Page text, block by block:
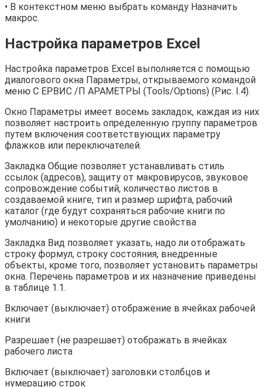
• В контекстном меню выбрать команду Назначить
макрос.
Настройка параметров Excel
Настройка параметров Excel выполняется с помощью
диалогового окна Параметры, открываемого командой
меню С ЕРВИС /П АРАМЕТРЫ (Tools/Options) (Рис. I.4).
Окно Параметры имеет восемь закладок, каждая из них
позволяет настроить определенную группу параметров
путем включения соответствующих параметру
флажков или переключателей.
Закладка Общие позволяет устанавливать стиль
ссылок (адресов), защиту от макровирусов, звуковое
сопровождение событий, количество листов в
создаваемой книге, тип и размер шрифта, рабочий
каталог (где будут сохраняться рабочие книги по
умолчанию) и некоторые другие свойства
Закладка Вид позволяет указать, надо ли отображать
строку формул, строку состояния, внедренные
объекты, кроме того, позволяет установить параметры
окна. Перечень параметров и их назначение приведены
в таблице 1.1.
Включает (выключает) отображение в ячейках рабочей
книги
Разрешает (не разрешает) отображать в ячейках
рабочего листа
Включает (выключает) заголовки столбцов и
нумерацию строк